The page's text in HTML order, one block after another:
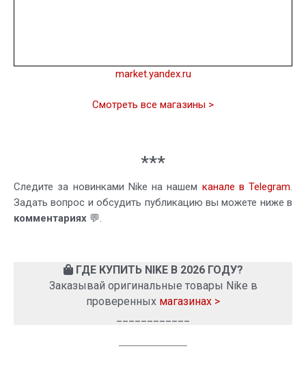
market.yandex.ru
Смотреть все магазины >
***
Следите за новинками Nike на нашем канале в Telegram.
Задать вопрос и обсудить публикацию вы можете ниже в
комментариях 💬.
ГДЕ КУПИТЬ NIKE В 2026 ГОДУ?
Заказывай оригинальные товары Nike в
проверенных магазинах >